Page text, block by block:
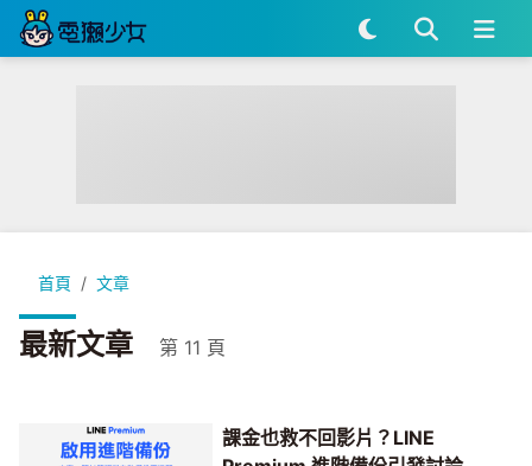
首頁 文章
最新文章 第 11 頁
課金也救不回影片？LINE